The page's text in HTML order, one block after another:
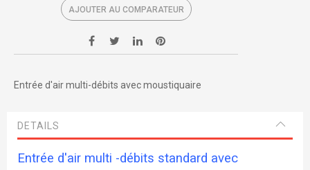
AJOUTER AU COMPARATEUR
Entrée d'air multi-débits avec moustiquaire
DETAILS
Entrée d'air multi -débits standard avec